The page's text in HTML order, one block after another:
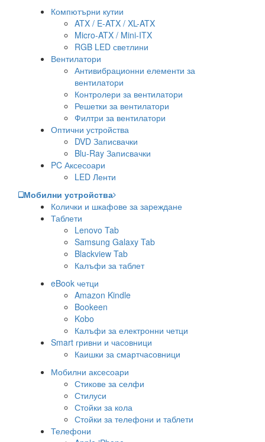
Компютърни кутии
ATX / E-ATX / XL-ATX
Micro-ATX / Mini-ITX
RGB LED светлини
Вентилатори
Антивибрационни елементи за
вентилатори
Контролери за вентилатори
Решетки за вентилатори
Филтри за вентилатори
Оптични устройства
DVD Записвачки
Blu-Ray Записвачки
PC Аксесоари
LED Ленти
Мобилни устройства
Колички и шкафове за зареждане
Таблети
Lenovo Tab
Samsung Galaxy Tab
Blackview Tab
Калъфи за таблет
eBook четци
Amazon Kindle
Bookeen
Kobo
Калъфи за електронни четци
Smart гривни и часовници
Каишки за смартчасовници
Мобилни аксесоари
Стикове за селфи
Стилуси
Стойки за кола
Стойки за телефони и таблети
Телефони